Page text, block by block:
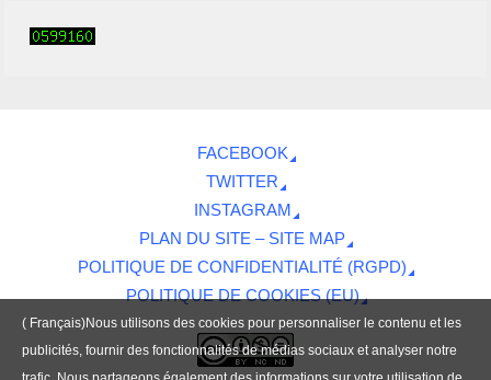
FACEBOOK
TWITTER
INSTAGRAM
PLAN DU SITE – SITE MAP
POLITIQUE DE CONFIDENTIALITÉ (RGPD)
POLITIQUE DE COOKIES (EU)
( Français)Nous utilisons des cookies pour personnaliser le contenu et les
publicités, fournir des fonctionnalités de médias sociaux et analyser notre